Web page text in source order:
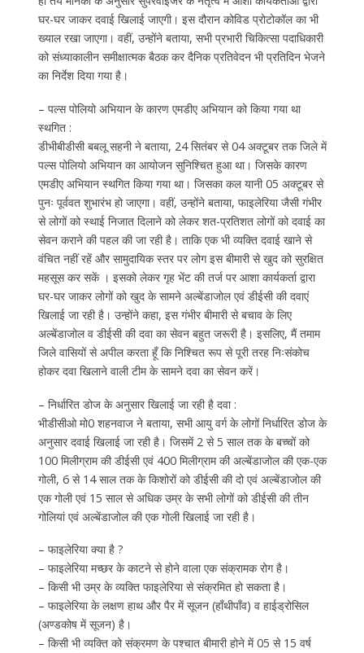
घर-घर जाकर दवाई खिलाई जाएगी। इस दौरान कोविड प्रोटोकॉल का भी
ख्याल रखा जाएगा। वहीं, उन्होंने बताया, सभी प्रभारी चिकित्सा पदाधिकारी
को संध्याकालीन समीक्षात्मक बैठक कर दैनिक प्रतिवेदन भी प्रतिदिन भेजने
का निर्देश दिया गया है।
– पल्स पोलियो अभियान के कारण एमडीए अभियान को किया गया था
स्थगित :
डीभीबीडीसी बबलू सहनी ने बताया, 24 सितंबर से 04 अक्टूबर तक जिले में
पल्स पोलियो अभियान का आयोजन सुनिश्चित हुआ था। जिसके कारण
एमडीए अभियान स्थगित किया गया था। जिसका कल यानी 05 अक्टूबर से
पुनः पूर्ववत शुभारंभ हो जाएगा। वहीं, उन्होंने बताया, फाइलेरिया जैसी गंभीर
से लोगों को स्थाई निजात दिलाने को लेकर शत-प्रतिशत लोगों को दवाई का
सेवन कराने की पहल की जा रही है। ताकि एक भी व्यक्ति दवाई खाने से
वंचित नहीं रहें और सामुदायिक स्तर पर लोग इस बीमारी से खुद को सुरक्षित
महसूस कर सकें । इसको लेकर गृह भेंट की तर्ज पर आशा कार्यकर्ता द्वारा
घर-घर जाकर लोगों को खुद के सामने अल्बेंडाजोल एवं डीईसी की दवाएं
खिलाई जा रही है। उन्होंने कहा, इस गंभीर बीमारी से बचाव के लिए
अल्बेंडाजोल व डीईसी की दवा का सेवन बहुत जरूरी है। इसलिए, मैं तमाम
जिले वासियों से अपील करता हूँ कि निश्चित रूप से पूरी तरह निःसंकोच
होकर दवा खिलाने वाली टीम के सामने दवा का सेवन करें।
– निर्धारित डोज के अनुसार खिलाई जा रही है दवा :
भीडीसीओ मो0 शहनवाज ने बताया, सभी आयु वर्ग के लोगों निर्धारित डोज के
अनुसार दवाई खिलाई जा रही है। जिसमें 2 से 5 साल तक के बच्चों को
100 मिलीग्राम की डीईसी एवं 400 मिलीग्राम की अल्बेंडाजोल की एक-एक
गोली, 6 से 14 साल तक के किशोरों को डीईसी की दो एवं अल्बेंडाजोल की
एक गोली एवं 15 साल से अधिक उम्र के सभी लोगों को डीईसी की तीन
गोलियां एवं अल्बेंडाजोल की एक गोली खिलाई जा रही है।
– फाइलेरिया क्या है ?
– फाइलेरिया मच्छर के काटने से होने वाला एक संक्रामक रोग है।
– किसी भी उम्र के व्यक्ति फाइलेरिया से संक्रमित हो सकता है।
– फाइलेरिया के लक्षण हाथ और पैर में सूजन (हाँथीपाँव) व हाईड्रोसिल
(अण्डकोष में सूजन) है।
– किसी भी व्यक्ति को संक्रमण के पश्चात बीमारी होने में 05 से 15 वर्ष